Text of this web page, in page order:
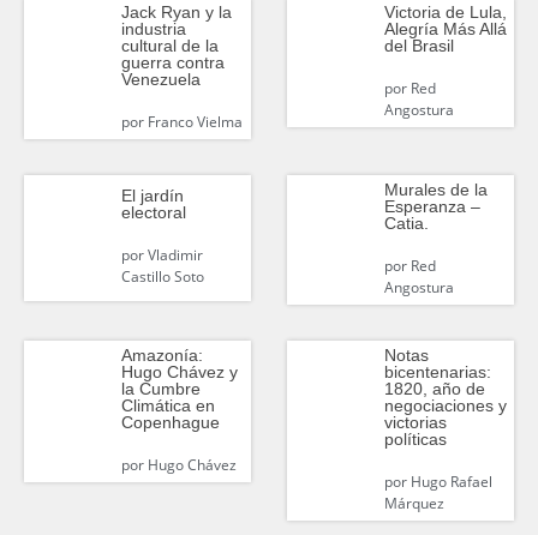
Jack Ryan y la
industria
cultural de la
guerra contra
Venezuela
porFranco Vielma
Victoria de Lula,
Alegría Más Allá
del Brasil
porRed
Angostura
El jardín
electoral
porVladimir
Castillo Soto
Murales de la
Esperanza –
Catia.
porRed
Angostura
Amazonía:
Hugo Chávez y
la Cumbre
Climática en
Copenhague
porHugo Chávez
Notas
bicentenarias:
1820, año de
negociaciones y
victorias
políticas
porHugo Rafael
Márquez